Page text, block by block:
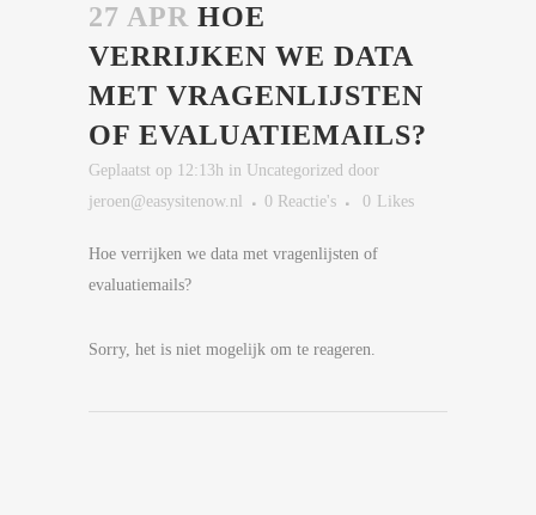
27 APR HOE
VERRIJKEN WE DATA
MET VRAGENLIJSTEN
OF EVALUATIEMAILS?
Geplaatst op 12:13h in Uncategorized door
jeroen@easysitenow.nl
0 Reactie's 0 Likes
Hoe verrijken we data met vragenlijsten of
evaluatiemails?
Sorry, het is niet mogelijk om te reageren.